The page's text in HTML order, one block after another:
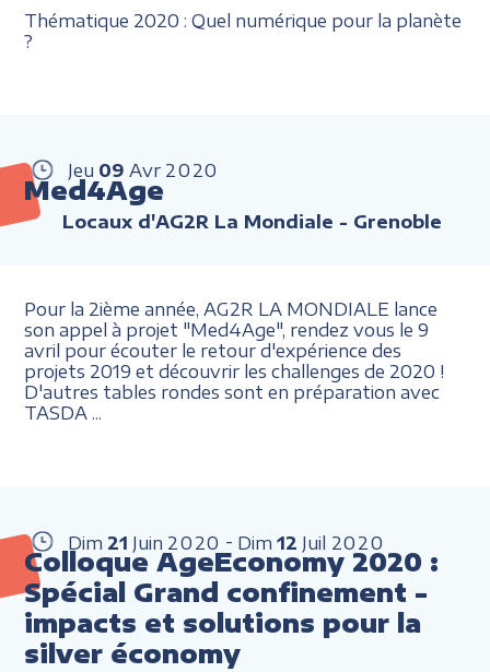
Thématique 2020 : Quel numérique pour la planète
?
Jeu 09 Avr 2020
Med4Age
Locaux d'AG2R La Mondiale - Grenoble
Pour la 2ième année, AG2R LA MONDIALE lance
son appel à projet "Med4Age", rendez vous le 9
avril pour écouter le retour d'expérience des
projets 2019 et découvrir les challenges de 2020 !
D'autres tables rondes sont en préparation avec
TASDA ...
Dim 21 Juin 2020 Dim 12 Juil 2020
Colloque AgeEconomy 2020 :
Spécial Grand confinement -
impacts et solutions pour la
silver économy